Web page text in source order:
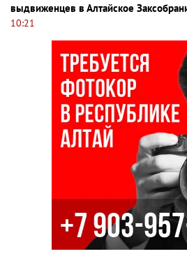
выдвиженцев в Алтайское
10:21